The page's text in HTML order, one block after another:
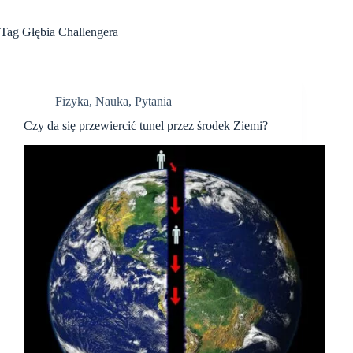
Tag Głębia Challengera
Fizyka, Nauka, Pytania
Czy da się przewiercić tunel przez środek Ziemi?